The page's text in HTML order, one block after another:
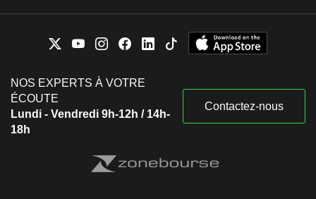
NOS EXPERTS À VOTRE
ÉCOUTE
Lundi - Vendredi 9h-12h / 14h-
18h
Contactez-nous